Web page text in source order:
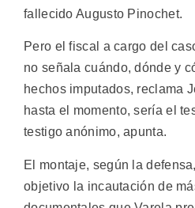
fallecido Augusto Pinochet.
Pero el fiscal a cargo del
no señala cuándo, dónde y
hechos imputados, reclama
hasta el momento, sería el
testigo anónimo, apunta.
El montaje, según la
objetivo la incautación de